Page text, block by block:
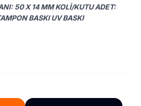
50 X 14 MM KOLI/KUTU ADET:
BASKI UV BASKI